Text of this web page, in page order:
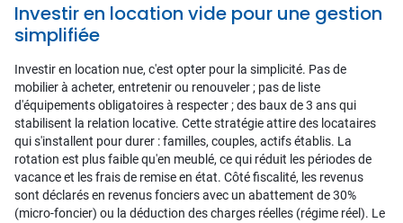
Investir en location vide pour une gestion
simplifiée
Investir en location nue, c'est opter pour la simplicité. Pas de
mobilier à acheter, entretenir ou renouveler ; pas de liste
d'équipements obligatoires à respecter ; des baux de 3 ans qui
stabilisent la relation locative. Cette stratégie attire des locataires
qui s'installent pour durer : familles, couples, actifs établis. La
rotation est plus faible qu'en meublé, ce qui réduit les périodes de
vacance et les frais de remise en état. Côté fiscalité, les revenus
sont déclarés en revenus fonciers avec un abattement de 30%
(micro-foncier) ou la déduction des charges réelles (régime réel). Le